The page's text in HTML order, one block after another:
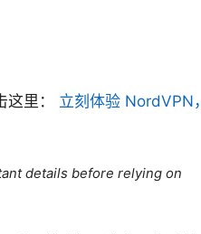
里： 立刻体验 NordVPN，
details before relying on